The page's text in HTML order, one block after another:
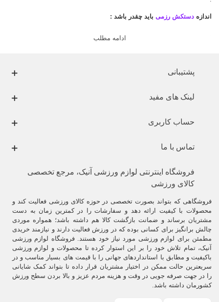
اندازه دستکش رزمی باید چقدر باشد :
همه ی آنها بزرگتر است.
استفاده، جا باز می‌کنند.
وزن دستکش ها باید چقدر باشد :
وزندستکش‌ها
396 , 453 ,gram می‌باشد ولی دستکش‌هایی باوزن 226 گرم حتی 567 گرم
هم وجود دارند.
افراد مبتدی معمولا دستکش‌های سنگین‌تر و افراد حرفه‌اییدستکش‌های
سبک‌تر
را انتخاب می‌کنند.
.
چه جنسی از دستکش رزمی مناسب‌تر است، چرم یا وینیل؟
ادامه مطلب
پشتیبانی
لینک های مفید
حساب کاربری
تماس با ما
فروشگاه اینترنتی لوازم ورزشی آنیک، مرجع تخصصی
کالای ورزشی
فروشگاهی که بتواند بصورت تخصصی در حوزه کالای ورزشی فعالیت کند و
محصولات با کیفیت ارائه دهد و سفارشات را در کمترین زمان به دست
مشتریان برساند و ضمانت بازگشت کالا هم داشته باشد؛ همواره موردی
چالش برانگیز برای کسانی بوده که در ورزش فعالیت دارند و نیازمند خریدی
مطمئن برای لوازم ورزشی مورد نیاز خود هستند. فروشگاه لوازم ورزشی
آنیک، تمام تلاش خود را بر این استوار کرده تا محصولات و لوازم ورزشی
باکیفیت و مطابق با استانداردهای جهانی را با قیمت های بسیار مناسب و در
سریعترین حالت ممکن در اختیار مشتریان قرار داده تا بتواند کمک شایانی
را در جهت صرفه جویی در وقت و هزینه مردم عزیز و بالا بردن سطح ورزش
کشورمان داشته باشد.